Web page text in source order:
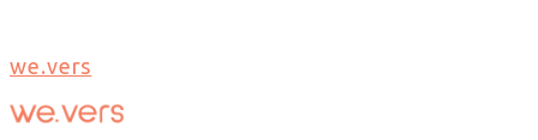
we.vers